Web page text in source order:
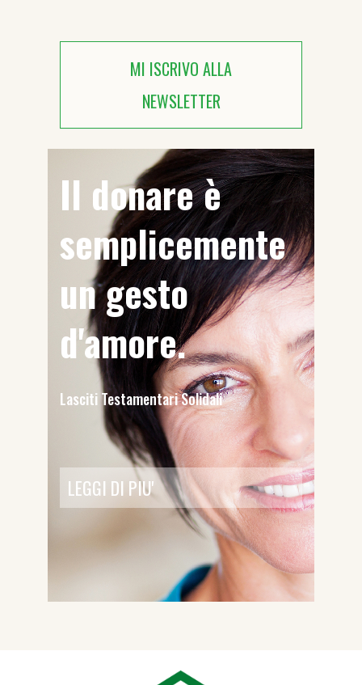
MI ISCRIVO ALLA
NEWSLETTER
Il donare è
semplicemente
un gesto
d'amore.
Lasciti Testamentari Solidali
LEGGI DI PIU'